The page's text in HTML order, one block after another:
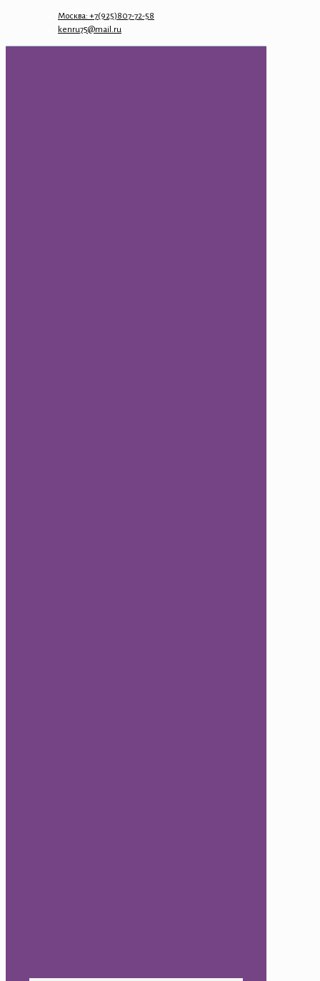
Москва: +7(925)807-72-58
kenru75@mail.ru